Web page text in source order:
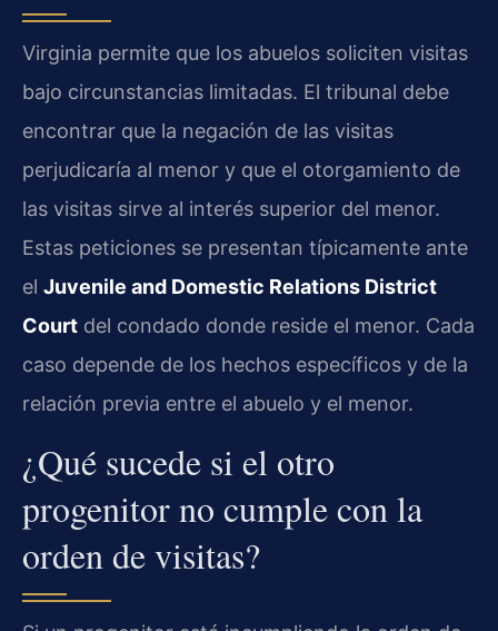
Virginia permite que los abuelos soliciten visitas
bajo circunstancias limitadas. El tribunal debe
encontrar que la negación de las visitas
perjudicaría al menor y que el otorgamiento de
las visitas sirve al interés superior del menor.
Estas peticiones se presentan típicamente ante
el Juvenile and Domestic Relations District
Court del condado donde reside el menor. Cada
caso depende de los hechos específicos y de la
relación previa entre el abuelo y el menor.
¿Qué sucede si el otro
progenitor no cumple con la
orden de visitas?